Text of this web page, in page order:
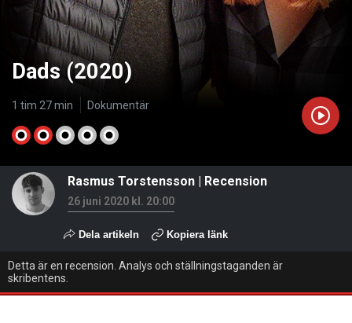
Dads (2020)
1 tim 27 min Dokumentär
Rasmus Torstensson | Recension
26 juni 2020 kl. 20:00
Dela artikeln Kopiera länk
Detta är en recension. Analys och ställningstaganden är
skribentens.